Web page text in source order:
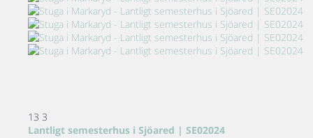
13 3
Lantligt semesterhus i Sjöared | SE02024